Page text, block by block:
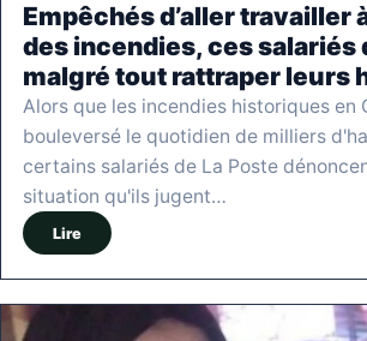
Empêchés d’aller travailler
des incendies, ces salariés
malgré tout rattraper leurs
Alors que les incendies historiques en
bouleversé le quotidien de milliers
certains salariés de La Poste
situation qu'ils jugent…
Lire